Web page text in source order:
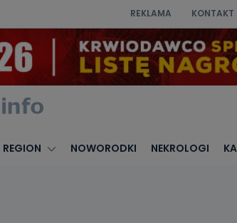
REKLAMA KONTAKT
REGION NOWORODKI NEKROLOGI